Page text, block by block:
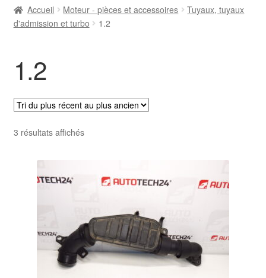
Contact
Panier
Politique de confidentialité
Accueil Moteur - pièces et accessoires
Tuyaux, tuyaux
d'admission et turbo
1.2
1.2
3 résultats affichésTrié